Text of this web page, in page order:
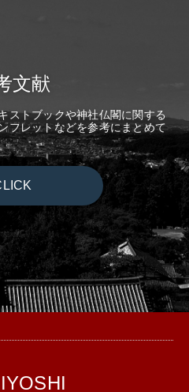
文献
ストブックや神社仏閣に関する
フレットなどを参考にまとめて